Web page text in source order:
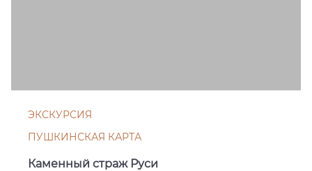
ЭКСКУРСИЯ
ПУШКИНСКАЯ КАРТА
Каменный страж Руси